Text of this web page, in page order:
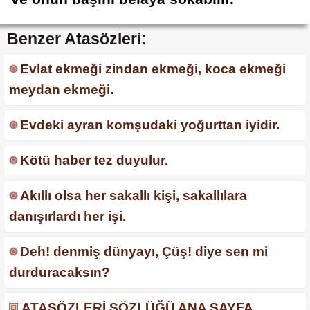
Benzer Atasözleri:
Evlat ekmeği zindan ekmeği, koca ekmeği
meydan ekmeği.
Evdeki ayran komşudaki yoğurttan iyidir.
Kötü haber tez duyulur.
Akıllı olsa her sakallı kişi, sakallılara
danışırlardı her işi.
Deh! denmiş dünyayı, Çüş! diye sen mi
durduracaksın?